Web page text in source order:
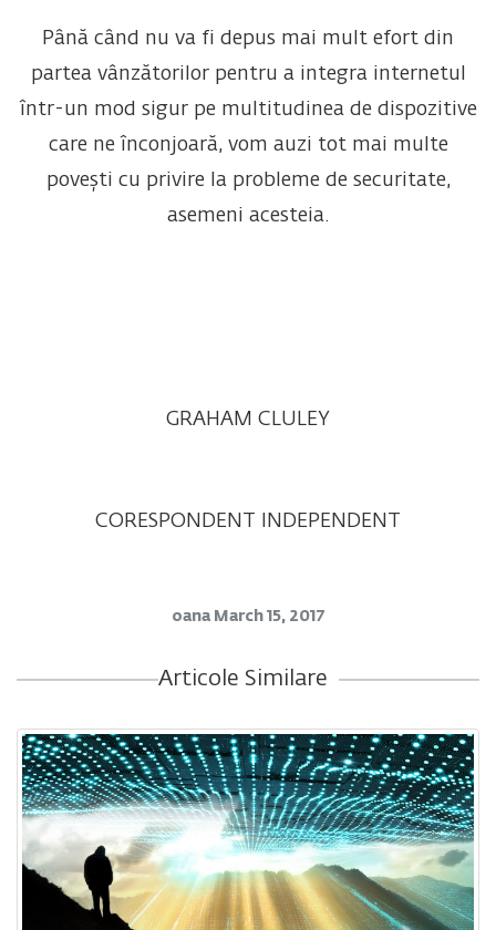
Până când nu va fi depus mai mult efort din
partea vânzătorilor pentru a integra internetul
într-un mod sigur pe multitudinea de dispozitive
care ne înconjoară, vom auzi tot mai multe
povești cu privire la probleme de securitate,
asemeni acesteia.
GRAHAM CLULEY
CORESPONDENT INDEPENDENT
oana March 15, 2017
Articole Similare